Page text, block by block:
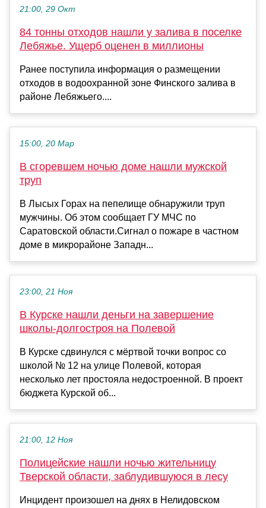
21:00, 29 Окт
84 тонны отходов нашли у залива в поселке
Лебяжье. Ущерб оценен в миллионы
Ранее поступила информация о размещении
отходов в водоохранной зоне Финского залива в
районе Лебяжьего....
15:00, 20 Мар
В сгоревшем ночью доме нашли мужской
труп
В Лысых Горах на пепелище обнаружили труп
мужчины. Об этом сообщает ГУ МЧС по
Саратовской области.Сигнал о пожаре в частном
доме в микрорайоне Западн...
23:00, 21 Ноя
В Курске нашли деньги на завершение
школы-долгостроя на Полевой
В Курске сдвинулся с мёртвой точки вопрос со
школой № 12 на улице Полевой, которая
несколько лет простояла недостроенной. В проект
бюджета Курской об...
21:00, 12 Ноя
Полицейские нашли ночью жительницу
Тверской области, заблудившуюся в лесу
Инцидент произошел на днях в Нелидовском